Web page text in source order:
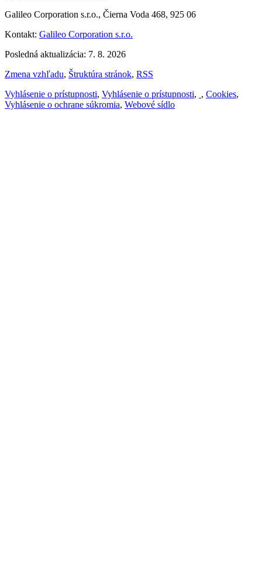
Galileo Corporation s.r.o., Čierna Voda 468, 925 06
Kontakt: Galileo Corporation s.r.o.
Posledná aktualizácia: 7. 8. 2026
Zmena vzhľadu, Štruktúra stránok, RSS
Vyhlásenie o prístupnosti, Vyhlásenie o prístupnosti, , Cookies,
Vyhlásenie o ochrane súkromia, Webové sídlo